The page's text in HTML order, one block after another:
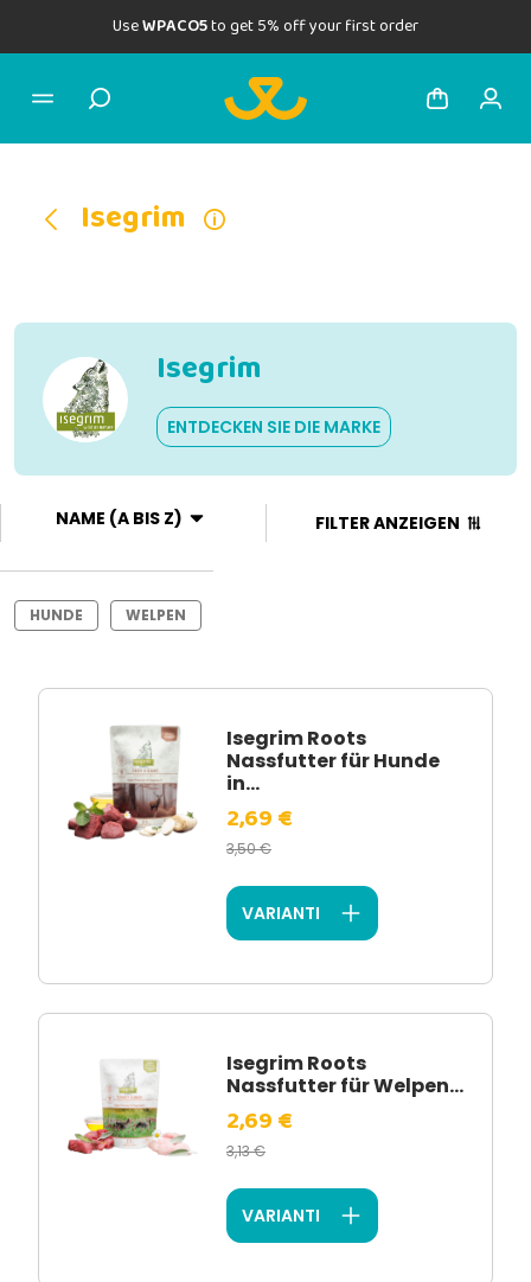
UseWPACO5to get 5% off your first order
Isegrim
Isegrim
ENTDECKEN SIE DIE MARKE
NAME (A BIS Z) FILTER ANZEIGEN
HUNDE WELPEN
Isegrim Roots
Nassfutter für Hunde
in...
2,69 €
3,50 €
VARIANTI
Isegrim Roots
Nassfutter für Welpen...
2,69 €
3,13 €
VARIANTI